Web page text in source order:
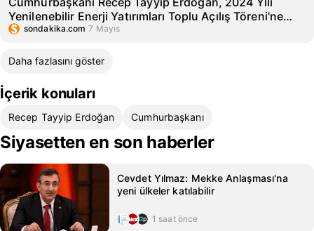
Yenilenebilir Enerji Yatırımları Toplu Açılış Töreni'ne
katıldısondakika.com 7 Mayıs
Daha fazlasını göster
İçerik konuları
Recep Tayyip Erdoğan Cumhurbaşkanı
Siyasetten en son haberler
Cevdet Yılmaz: Mekke Anlaşması'na
yeni ülkeler katılabilir
1 saat önce